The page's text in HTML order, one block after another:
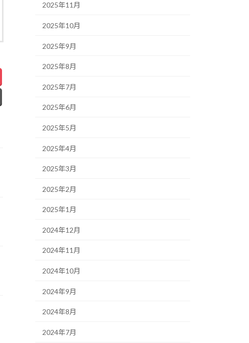
2025年11月
2025年10月
2025年9月
2025年8月
2025年7月
2025年6月
2025年5月
2025年4月
2025年3月
2025年2月
2025年1月
2024年12月
2024年11月
2024年10月
2024年9月
2024年8月
2024年7月